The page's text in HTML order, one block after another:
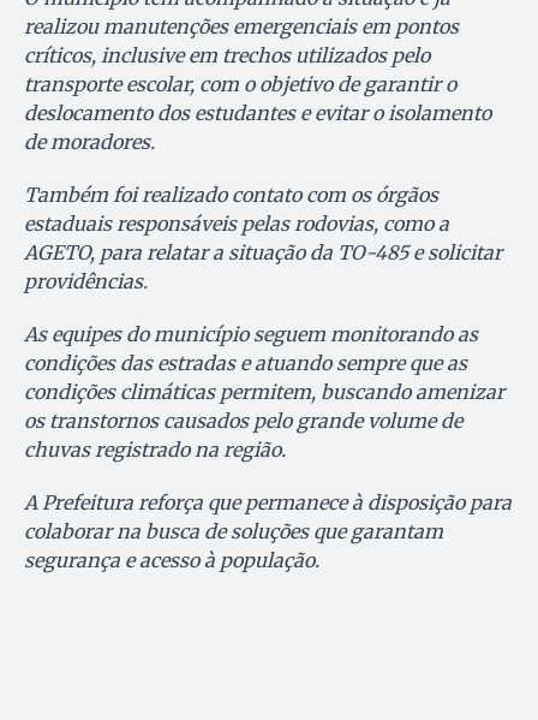
realizou manutenções emergenciais em pontos
críticos, inclusive em trechos utilizados pelo
transporte escolar, com o objetivo de garantir o
deslocamento dos estudantes e evitar o isolamento
de moradores.
Também foi realizado contato com os órgãos
estaduais responsáveis pelas rodovias, como a
AGETO, para relatar a situação da TO-485 e solicitar
providências.
As equipes do município seguem monitorando as
condições das estradas e atuando sempre que as
condições climáticas permitem, buscando amenizar
os transtornos causados pelo grande volume de
chuvas registrado na região.
A Prefeitura reforça que permanece à disposição para
colaborar na busca de soluções que garantam
segurança e acesso à população.